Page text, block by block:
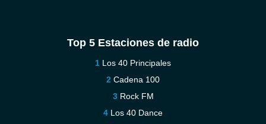
Top 5 Estaciones de radio
Los 40 Principales
Cadena 100
Rock FM
Los 40 Dance